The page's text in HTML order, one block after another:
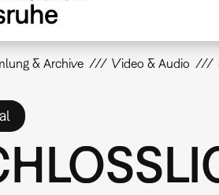
& Archive Video & Audio